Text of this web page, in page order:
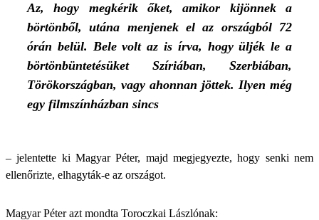
Az, hogy megkérik őket, amikor kijönnek a
börtönből, utána menjenek el az országból 72
órán belül. Bele volt az is írva, hogy üljék le a
börtönbüntetésüket Szíriában, Szerbiában,
Törökországban, vagy ahonnan jöttek. Ilyen még
egy filmszínházban sincs
– jelentette ki Magyar Péter, majd megjegyezte, hogy senki nem
ellenőrizte, elhagyták-e az országot.
Magyar Péter azt mondta Toroczkai Lászlónak: